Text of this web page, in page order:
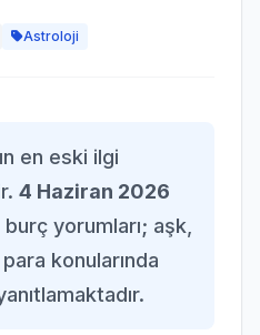
Astroloji
en eski ilgi
4 Haziran 2026
burç yorumları; aşk,
konularında